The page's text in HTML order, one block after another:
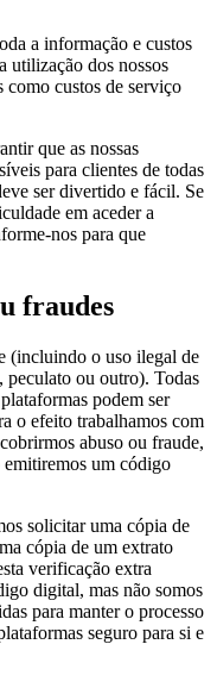
a informação e custos
utilização dos nossos
custos de serviço
que as nossas
para clientes de todas
ser divertido e fácil. Se
em aceder a
nos para que
fraudes
(incluindo o uso ilegal de
peculato ou outro). Todas
podem ser
o efeito trabalhamos com
abuso ou fraude,
emitiremos um código
solicitar uma cópia de
cópia de um extrato
verificação extra
digital, mas não somos
para manter o processo
seguro para si e